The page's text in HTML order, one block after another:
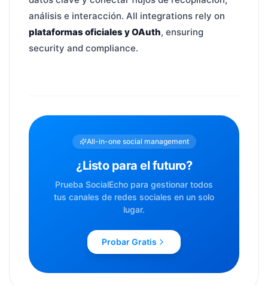
análisis e interacción. All integrations rely on
plataformas oficiales y OAuth, ensuring
security and compliance.
All-in-one social management
¿Listo para el futuro?
Prueba SocialEcho para gestionar todos
tus canales de redes sociales en un solo
lugar.
Probar Gratis